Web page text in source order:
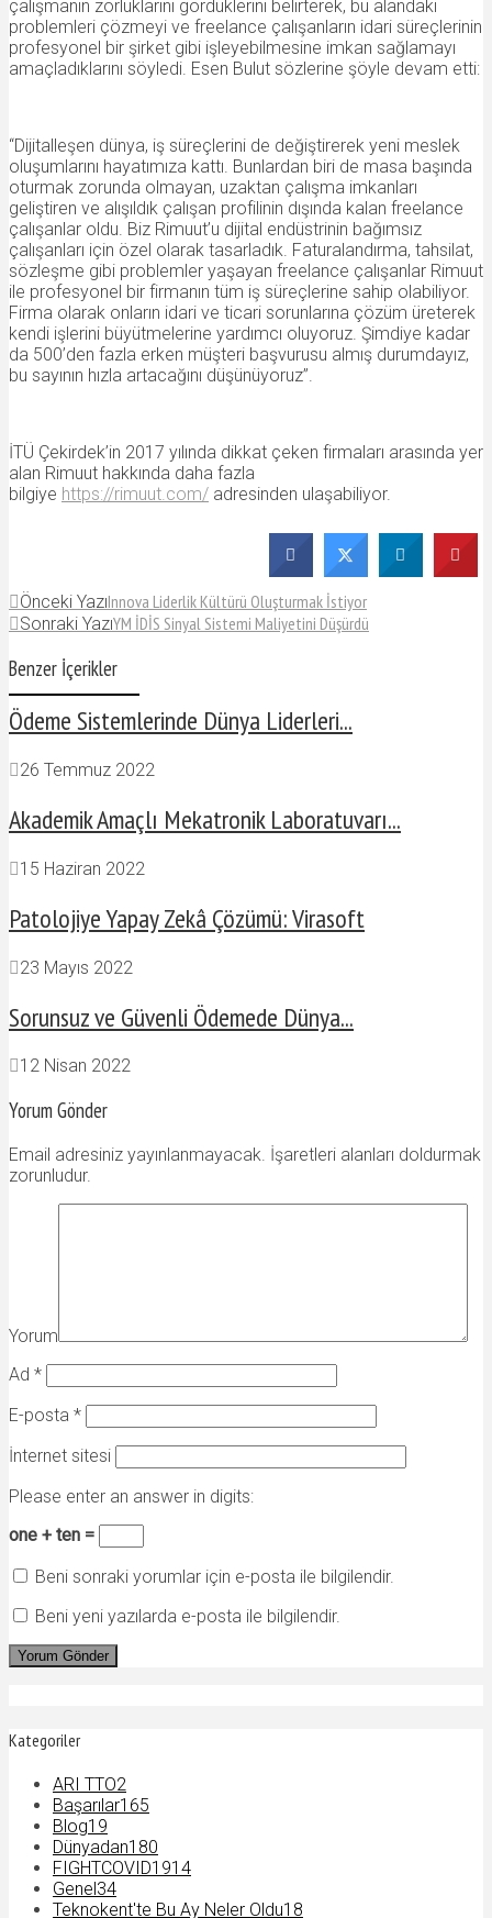
çalışmanın zorluklarını gördüklerini belirterek, bu alandaki
problemleri çözmeyi ve freelance çalışanların idari süreçlerinin
profesyonel bir şirket gibi işleyebilmesine imkan sağlamayı
amaçladıklarını söyledi. Esen Bulut sözlerine şöyle devam etti:
“Dijitalleşen dünya, iş süreçlerini de değiştirerek yeni meslek
oluşumlarını hayatımıza kattı. Bunlardan biri de masa başında
oturmak zorunda olmayan, uzaktan çalışma imkanları
geliştiren ve alışıldık çalışan profilinin dışında kalan freelance
çalışanlar oldu. Biz Rimuut’u dijital endüstrinin bağımsız
çalışanları için özel olarak tasarladık. Faturalandırma, tahsilat,
sözleşme gibi problemler yaşayan freelance çalışanlar Rimuut
ile profesyonel bir firmanın tüm iş süreçlerine sahip olabiliyor.
Firma olarak onların idari ve ticari sorunlarına çözüm üreterek
kendi işlerini büyütmelerine yardımcı oluyoruz. Şimdiye kadar
da 500’den fazla erken müşteri başvurusu almış durumdayız,
bu sayının hızla artacağını düşünüyoruz”.
İTÜ Çekirdek’in 2017 yılında dikkat çeken firmaları arasında yer
alan Rimuut hakkında daha fazla
bilgiye https://rimuut.com/ adresinden ulaşabiliyor.
Önceki YazıInnova Liderlik Kültürü Oluşturmak İstiyor
Sonraki YazıYM İDİS Sinyal Sistemi Maliyetini Düşürdü
Benzer İçerikler
Ödeme Sistemlerinde Dünya Liderleri...
26 Temmuz 2022
Akademik Amaçlı Mekatronik Laboratuvarı...
15 Haziran 2022
Patolojiye Yapay Zekâ Çözümü: Virasoft
23 Mayıs 2022
Sorunsuz ve Güvenli Ödemede Dünya...
12 Nisan 2022
Yorum Gönder
Email adresiniz yayınlanmayacak. İşaretleri alanları doldurmak
zorunludur.
Yorum
Ad *
E-posta *
İnternet sitesi
Please enter an answer in digits:
one + ten =
Beni sonraki yorumlar için e-posta ile bilgilendir.
Beni yeni yazılarda e-posta ile bilgilendir.
Kategoriler
ARI TTO2
Başarılar165
Blog19
Dünyadan180
FIGHTCOVID1914
Genel 34
Teknokent'te Bu Ay Neler Oldu18